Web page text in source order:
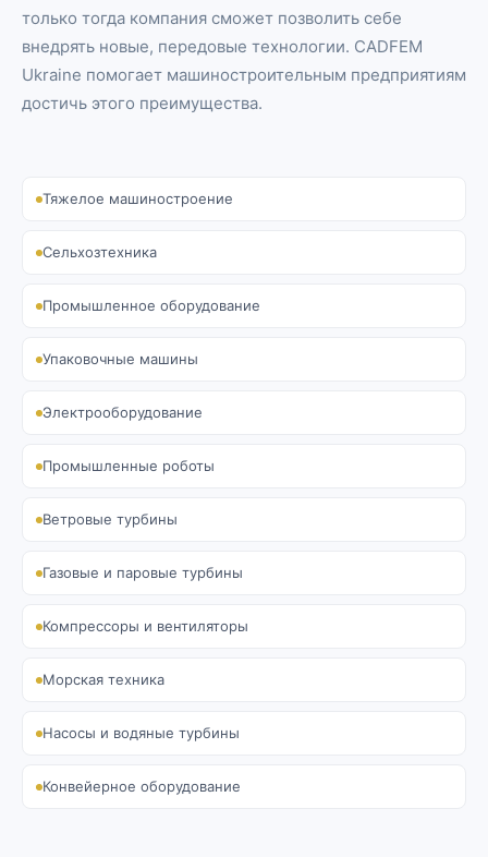
только тогда компания сможет позволить себе
внедрять новые, передовые технологии. CADFEM
Ukraine помогает машиностроительным предприятиям
достичь этого преимущества.
Тяжелое машиностроение
Сельхозтехника
Промышленное оборудование
Упаковочные машины
Электрооборудование
Промышленные роботы
Ветровые турбины
Газовые и паровые турбины
Компрессоры и вентиляторы
Морская техника
Насосы и водяные турбины
Конвейерное оборудование